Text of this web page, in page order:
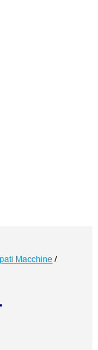
Macchine /